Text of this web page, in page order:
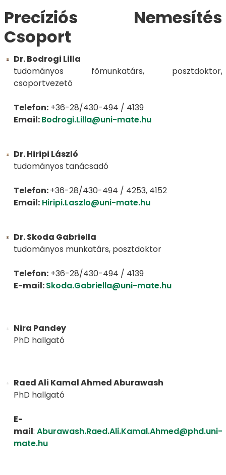
Precíziós Nemesítés
Csoport
Dr. Bodrogi Lilla
tudományos főmunkatárs, posztdoktor,
csoportvezető
Telefon: +36-28/430-494 / 4139
Email:Bodrogi.Lilla@uni-mate.hu
Dr. Hiripi László
tudományos tanácsadó
Telefon:+36-28/430-494 / 4253, 4152
Email: Hiripi.Laszlo@uni-mate.hu
Dr. Skoda Gabriella
tudományos munkatárs, posztdoktor
Telefon: +36-28/430-494 / 4139
E-mail:Skoda.Gabriella@uni-mate.hu
Nira Pandey
PhD hallgató
Raed Ali Kamal Ahmed Aburawash
PhD hallgató
E-
mail: Aburawash.Raed.Ali.Kamal.Ahmed@phd.uni-
mate.hu